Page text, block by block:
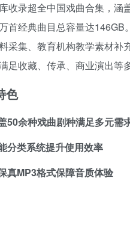
收录超全中国戏曲合集，涵
首经典曲目总容量达
采集、教育机构教学素材补
足收藏、传承、商业演出等
色
50余种戏曲剧种满足多元需
分类系统提升使用效率
真MP3格式保障音质体验